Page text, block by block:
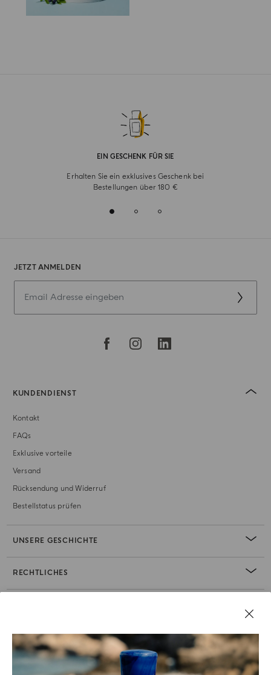
EIN GESCHENK FÜR SIE
Erhalten Sie ein exklusives Geschenk bei
Bestellungen über 180 €
JETZT ANMELDEN
KUNDENDIENST
Kontakt
FAQs
Exklusive vorteile
Versand
Rücksendung und Widerruf
Bestellstatus prüfen
UNSERE GESCHICHTE
RECHTLICHES